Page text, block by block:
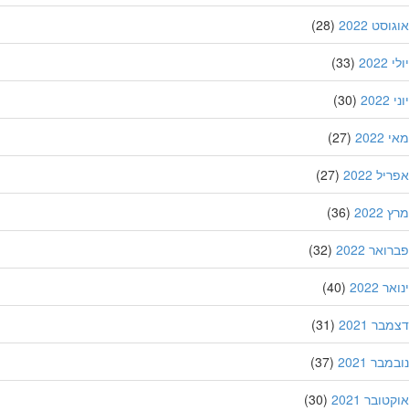
2022
(28)
(33)
(30)
(27)
2022
(27)
(36)
2022
(32)
2022
(40)
2021
(31)
2021
(37)
2021
(30)